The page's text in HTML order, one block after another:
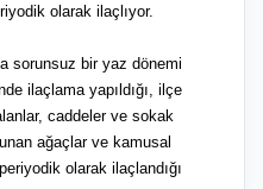
olarak ilaçlıyor.
sorunsuz bir yaz dönemi
ilaçlama yapıldığı, ilçe
caddeler ve sokak
ağaçlar ve kamusal
olarak ilaçlandığı